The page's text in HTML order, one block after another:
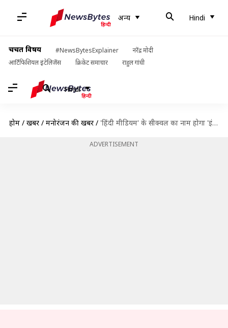
अन्य Hindi
चर्चित विषय #NewsBytesExplainer
नरेंद्र मोदी
आर्टिफिशियल इंटेलिजेंस
क्रिकेट समाचार राहुल गांधी
Hindi
होम / खबरें / मनोरंजन की खबरें / 'हिंदी मीडियम' के सीक्वल का नाम होगा 'इंग्लिश मीडियम', इस पर आधारित होगी कहानी!
ADVERTISEMENT